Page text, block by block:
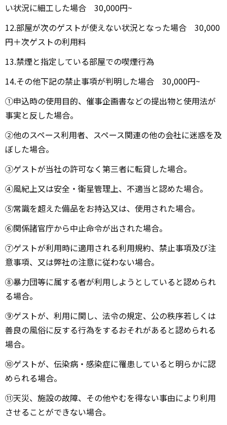
い状況に細工した場合 30,000円~
12.部屋が次のゲストが使えない状況となった場合 30,000
円＋次ゲストの利用料
13.禁煙と指定している部屋での喫煙行為
14.その他下記の禁止事項が判明した場合 30,000円~
①申込時の使⽤⽬的、催事企画書などの提出物と使⽤法が
事実と反した場合。
②他のスペース利⽤者、スペース関連の他の会社に迷惑を及
ぼした場合。
③ゲストが当社の許可なく第三者に転貸した場合。
④⾵紀上又は安全・衛星管理上、不適当と認めた場合。
⑤常識を超えた備品をお持込又は、使⽤された場合。
⑥関係諸官庁から中⽌命令が出された場合。
⑦ゲストが利用時に適⽤される利⽤規約、禁⽌事項及び注
意事項、又は弊社の注意に従わない場合。
⑧暴⼒団等に属する者が利⽤しようとしていると認められ
る場合。
⑨ゲストが、利⽤に関し、法令の規定、公の秩序若しくは
善良の⾵俗に反する⾏為をするおそれがあると認められる
場合。
⑩ゲストが、伝染病・感染症に罹患していると明らかに認
められる場合。
⑪天災、施設の故障、その他やむを得ない事由により利⽤
させることができない場合。